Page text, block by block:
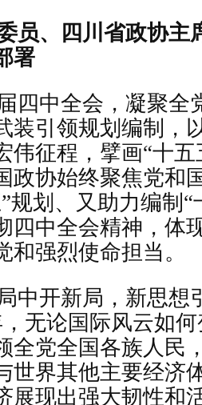
员、四川省政协主
署
四中全会，凝聚全
装引领规划编制，
伟征程，擘画“十
政协始终聚焦党和
规划、又助力编制
四中全会精神，体
和强烈使命担当。
中开新局，新思想
无论国际风云如
全党全国各族人民
世界其他主要经济
展现出强大韧性和